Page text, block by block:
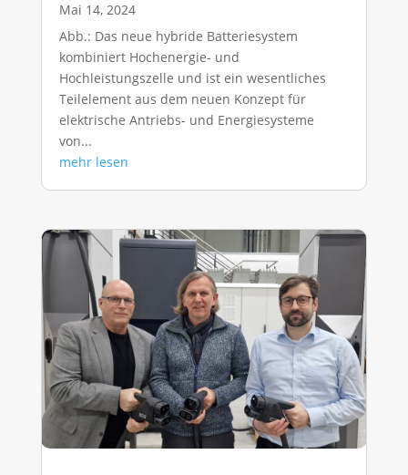
Mai 14, 2024
Abb.: Das neue hybride Batteriesystem
kombiniert Hochenergie- und
Hochleistungszelle und ist ein wesentliches
Teilelement aus dem neuen Konzept für
elektrische Antriebs- und Energiesysteme
von...
mehr lesen